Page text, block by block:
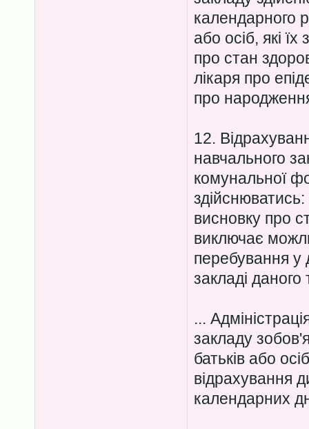
календарного
або осіб, які
про стан
лікаря про
про
12.
навчального
комунальної
здійснюватись:
висновку про
виключає
перебування у
закладі даного
...
закладу
батьків або
відрахування
календарних